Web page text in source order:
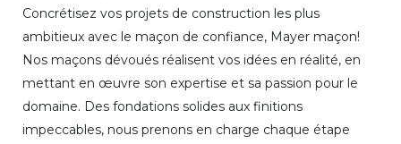
Concrétisez vos projets de construction les plus
ambitieux avec le maçon de confiance, Mayer maçon!
Nos maçons dévoués réalisent vos idées en réalité, en
mettant en œuvre son expertise et sa passion pour le
domaine. Des fondations solides aux finitions
impeccables, nous prenons en charge chaque étape